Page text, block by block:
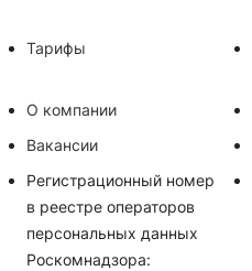
Тарифы
О компании
Вакансии
Регистрационный номер
в реестре операторов
персональных данных
Роскомнадзора: